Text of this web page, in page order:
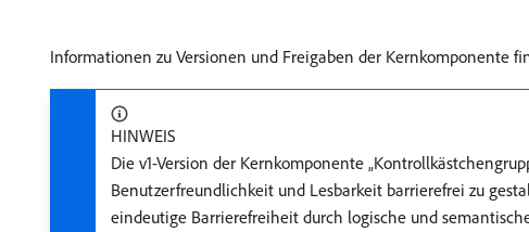
Informationen zu Versionen und Freigaben der Kernkomponente
HINWEIS
Die v1-Version der Kernkomponente
Benutzerfreundlichkeit und Lesbarkeit barrierefrei zu
eindeutige Barrierefreiheit durch logische und